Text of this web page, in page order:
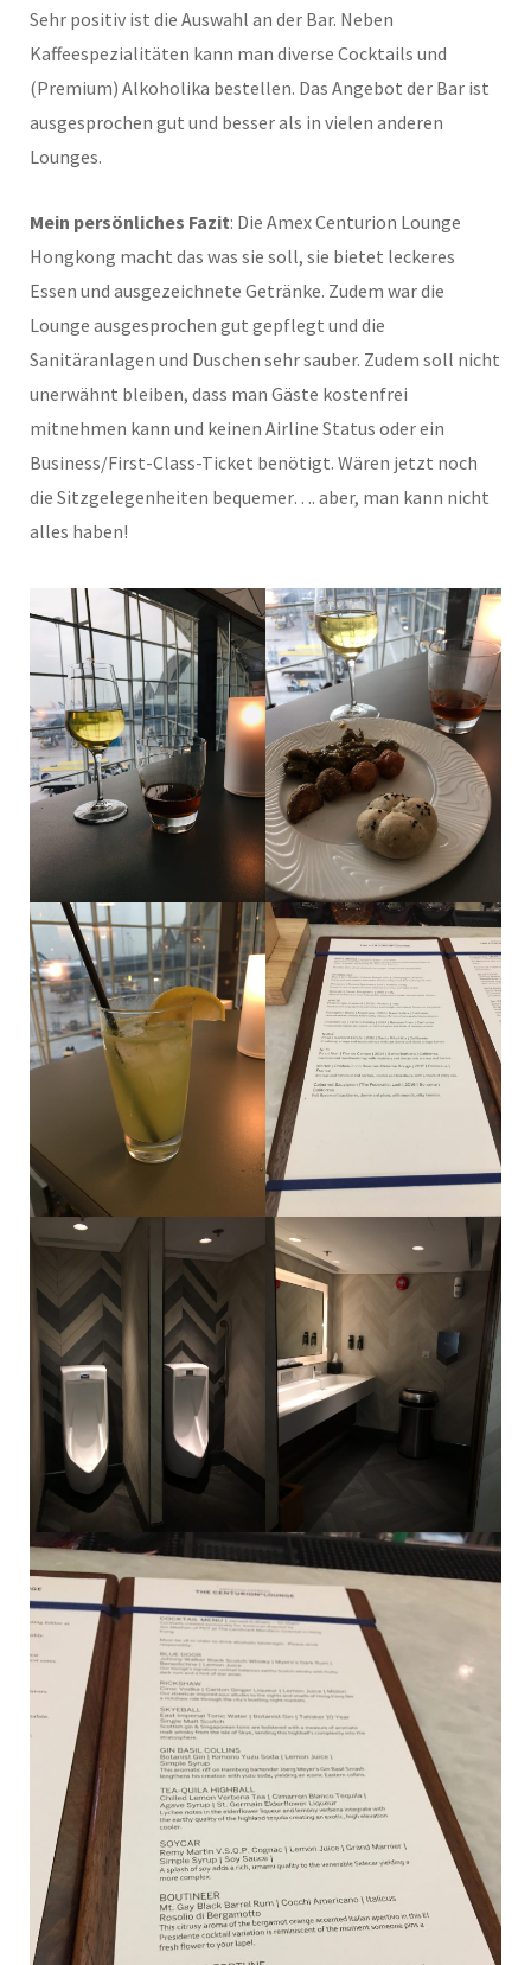
Sehr positiv ist die Auswahl an der Bar. Neben
Kaffeespezialitäten kann man diverse Cocktails und
(Premium) Alkoholika bestellen. Das Angebot der Bar ist
ausgesprochen gut und besser als in vielen anderen
Lounges.
Mein persönliches Fazit: Die Amex Centurion Lounge
Hongkong macht das was sie soll, sie bietet leckeres
Essen und ausgezeichnete Getränke. Zudem war die
Lounge ausgesprochen gut gepflegt und die
Sanitäranlagen und Duschen sehr sauber. Zudem soll nicht
unerwähnt bleiben, dass man Gäste kostenfrei
mitnehmen kann und keinen Airline Status oder ein
Business/First-Class-Ticket benötigt. Wären jetzt noch
die Sitzgelegenheiten bequemer…. aber, man kann nicht
alles haben!